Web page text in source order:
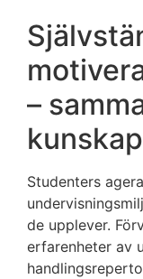
–
Studenters
de upplever.
erfarenheter av